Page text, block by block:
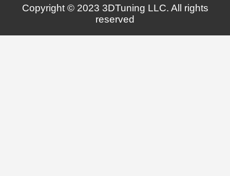
Copyright © 2023 3DTuning LLC. All rights
reserved